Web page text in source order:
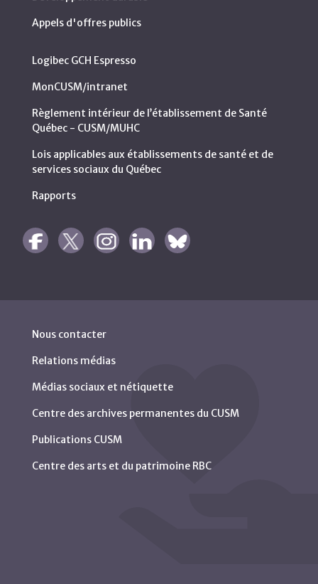
Appels d'offres publics
Logibec GCH Espresso
MonCUSM/intranet
Règlement intérieur de l’établissement de Santé
Québec - CUSM/MUHC
Lois applicables aux établissements de santé et de
services sociaux du Québec
Rapports
Nous contacter
Relations médias
Médias sociaux et nétiquette
Centre des archives permanentes du CUSM
Publications CUSM
Centre des arts et du patrimoine RBC